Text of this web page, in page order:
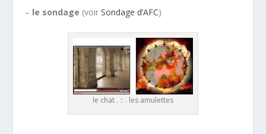
– le sondage (voirSondage d’AFC)
le chat . :: . les amulettes